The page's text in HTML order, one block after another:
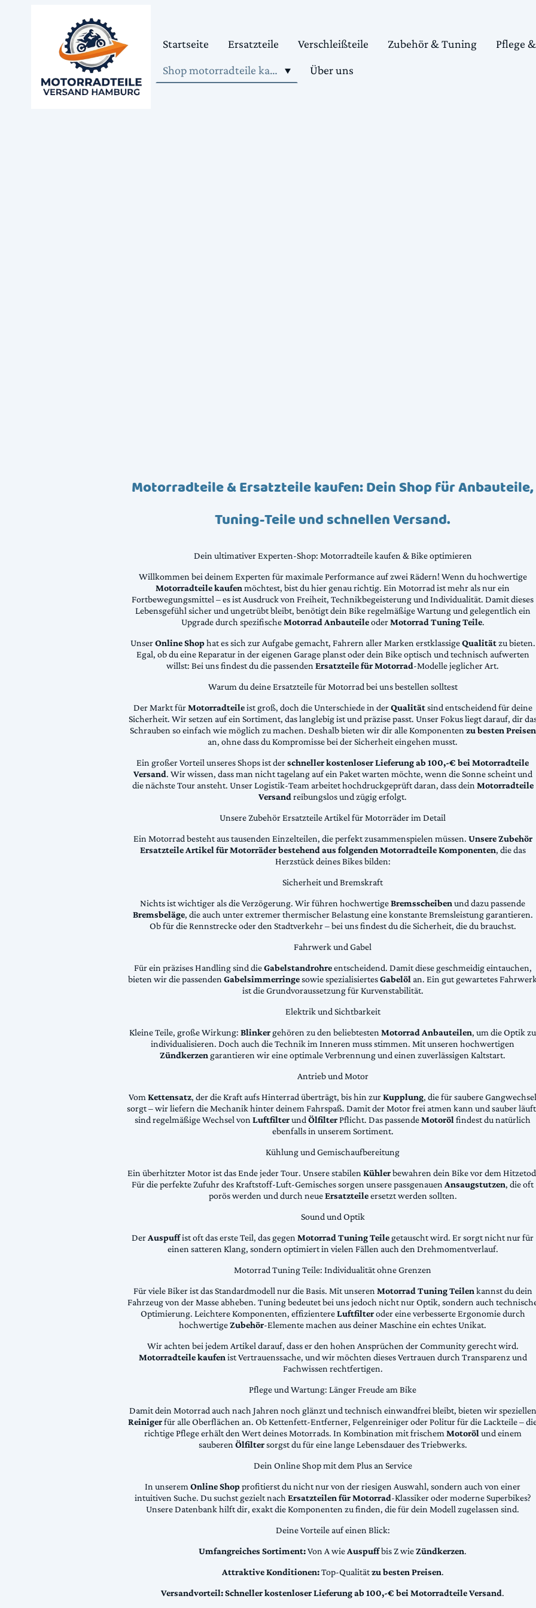
Startseite Ersatzteile Verschleißteile Zubehör & Tuning
Pflege
Shop motorradteile kaufen
Über uns
Motorradteile & Ersatzteile kaufen: Dein Shop für Anbauteile,
Tuning-Teile und schnellen Versand.
Dein ultimativer Experten-Shop: Motorradteile kaufen & Bike optimieren
Willkommen bei deinem Experten für maximale Performance auf zwei Rädern! Wenn du hochwertige
Motorradteile kaufenmöchtest, bist du hier genau richtig. Ein Motorrad ist mehr als nur ein
Fortbewegungsmittel – es ist Ausdruck von Freiheit, Technikbegeisterung und Individualität. Damit dieses
Lebensgefühl sicher und ungetrübt bleibt, benötigt dein Bike regelmäßige Wartung und gelegentlich ein
Upgrade durch spezifischeMotorrad AnbauteileoderMotorrad Tuning Teile.
UnserOnline Shophat es sich zur Aufgabe gemacht, Fahrern aller Marken erstklassigeQualitätzu bieten.
Egal, ob du eine Reparatur in der eigenen Garage planst oder dein Bike optisch und technisch aufwerten
willst: Bei uns findest du die passendenErsatzteile für Motorrad-Modelle jeglicher Art.
Warum du deine Ersatzteile für Motorrad bei uns bestellen solltest
Der Markt fürMotorradteileist groß, doch die Unterschiede in derQualitätsind entscheidend für deine
Sicherheit. Wir setzen auf ein Sortiment, das langlebig ist und präzise passt. Unser Fokus liegt darauf, dir
Schrauben so einfach wie möglich zu machen. Deshalb bieten wir dir alle Komponentenzu besten Preisen
an, ohne dass du Kompromisse bei der Sicherheit eingehen musst.
Ein großer Vorteil unseres Shops ist derschneller kostenloser Lieferung ab 100,-€ bei Motorradteile
Versand. Wir wissen, dass man nicht tagelang auf ein Paket warten möchte, wenn die Sonne scheint und
die nächste Tour ansteht. Unser Logistik-Team arbeitet hochdruckgeprüft daran, dass deinMotorradteile
Versandreibungslos und zügig erfolgt.
Unsere Zubehör Ersatzteile Artikel für Motorräder im Detail
Ein Motorrad besteht aus tausenden Einzelteilen, die perfekt zusammenspielen müssen. Unsere Zubehör
Ersatzteile Artikel für Motorräder bestehend aus folgenden Motorradteile Komponenten, die das
Herzstück deines Bikes bilden:
Sicherheit und Bremskraft
Nichts ist wichtiger als die Verzögerung. Wir führen hochwertigeBremsscheibenund dazu passende
Bremsbeläge, die auch unter extremer thermischer Belastung eine konstante Bremsleistung garantieren.
Ob für die Rennstrecke oder den Stadtverkehr – bei uns findest du die Sicherheit, die du brauchst.
Fahrwerk und Gabel
Für ein präzises Handling sind dieGabelstandrohreentscheidend. Damit diese geschmeidig eintauchen,
bieten wir die passendenGabelsimmerringesowie spezialisiertesGabelöl an. Ein gut gewartetes
ist die Grundvoraussetzung für Kurvenstabilität.
Elektrik und Sichtbarkeit
Kleine Teile, große Wirkung: Blinker gehören zu den beliebtestenMotorrad Anbauteilen, um die Optik zu
individualisieren. Doch auch die Technik im Inneren muss stimmen. Mit unseren hochwertigen
Zündkerzen garantieren wir eine optimale Verbrennung und einen zuverlässigen Kaltstart.
Antrieb und Motor
VomKettensatz, der die Kraft aufs Hinterrad überträgt, bis hin zurKupplung, die für saubere Gangwechsel
sorgt – wir liefern die Mechanik hinter deinem Fahrspaß. Damit der Motor frei atmen kann und sauber
sind regelmäßige Wechsel vonLuftfilterundÖlfilterPflicht. Das passendeMotorölfindest du natürlich
ebenfalls in unserem Sortiment.
Kühlung und Gemischaufbereitung
Ein überhitzter Motor ist das Ende jeder Tour. Unsere stabilenKühlerbewahren dein Bike vor dem
Für die perfekte Zufuhr des Kraftstoff-Luft-Gemisches sorgen unsere passgenauenAnsaugstutzen, die oft
porös werden und durch neueErsatzteileersetzt werden sollten.
Sound und Optik
DerAuspuffist oft das erste Teil, das gegenMotorrad Tuning Teile getauscht wird. Er sorgt nicht nur für
einen satteren Klang, sondern optimiert in vielen Fällen auch den Drehmomentverlauf.
Motorrad Tuning Teile: Individualität ohne Grenzen
Für viele Biker ist das Standardmodell nur die Basis. Mit unserenMotorrad Tuning Teilenkannst du dein
Fahrzeug von der Masse abheben. Tuning bedeutet bei uns jedoch nicht nur Optik, sondern auch
Optimierung. Leichtere Komponenten, effizientereLuftfilteroder eine verbesserte Ergonomie durch
hochwertigeZubehör-Elemente machen aus deiner Maschine ein echtes Unikat.
Wir achten bei jedem Artikel darauf, dass er den hohen Ansprüchen der Community gerecht wird.
Motorradteile kaufenist Vertrauenssache, und wir möchten dieses Vertrauen durch Transparenz und
Fachwissen rechtfertigen.
Pflege und Wartung: Länger Freude am Bike
Damit dein Motorrad auch nach Jahren noch glänzt und technisch einwandfrei bleibt, bieten wir speziellen
Reinigerfür alle Oberflächen an. Ob Kettenfett-Entferner, Felgenreiniger oder Politur für die Lackteile –
richtige Pflege erhält den Wert deines Motorrads. In Kombination mit frischemMotorölund einem
sauberenÖlfiltersorgst du für eine lange Lebensdauer des Triebwerks.
Dein Online Shop mit dem Plus an Service
In unseremOnline Shopprofitierst du nicht nur von der riesigen Auswahl, sondern auch von einer
intuitiven Suche. Du suchst gezielt nachErsatzteilen für Motorrad-Klassiker oder moderne Superbikes?
Unsere Datenbank hilft dir, exakt die Komponenten zu finden, die für dein Modell zugelassen sind.
Deine Vorteile auf einen Blick:
Umfangreiches Sortiment:Von A wieAuspuffbis Z wieZündkerzen.
Attraktive Konditionen:Top-Qualitätzu besten Preisen.
Versandvorteil:Schneller kostenloser Lieferung ab 100,-€ bei Motorradteile Versand.